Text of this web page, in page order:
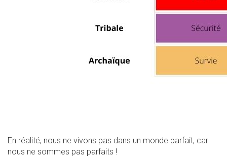
En réalité, nous ne vivons pas dans un monde parfait, car
nous ne sommes pas parfaits !